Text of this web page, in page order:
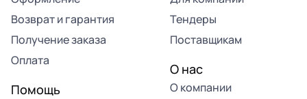
Возврат и гарантия
Получение заказа
Оплата
Помощь
Тендеры
Поставщикам
О нас
О компании